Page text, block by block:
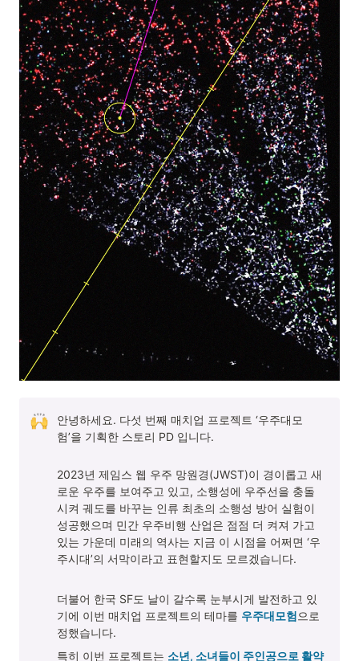
안녕하세요. 다섯 번째 매치업 프로젝트 ‘우주대모
험’을 기획한 스토리 PD 입니다.
2023년 제임스 웹 우주 망원경(JWST)이 경이롭고 새
로운 우주를 보여주고 있고, 소행성에 우주선을 충돌
시켜 궤도를 바꾸는 인류 최초의 소행성 방어 실험이
성공했으며 민간 우주비행 산업은 점점 더 켜져 가고
있는 가운데 미래의 역사는 지금 이 시점을 어쩌면 ‘우
주시대’의 서막이라고 표현할지도 모르겠습니다.
더불어 한국 SF도 날이 갈수록 눈부시게 발전하고 있
기에 이번 매치업 프로젝트의 테마를 우주대모험으로
정했습니다.
특히 이번 프로젝트는 소년, 소녀들이 주인공으로 활약